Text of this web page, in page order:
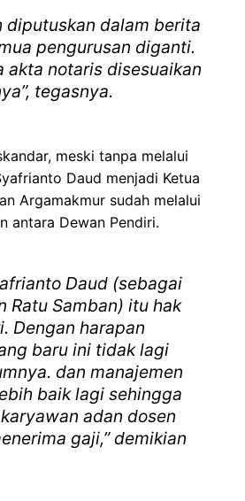
diputuskan dalam berita
pengurusan diganti.
akta notaris disesuaikan
tegasnya.
meski tanpa melalui
Daud menjadi Ketua
Argamakmur sudah melalui
antara Dewan Pendiri.
Daud (sebagai
Ratu Samban) itu hak
Dengan harapan
baru ini tidak lagi
dan manajemen
baik lagi sehingga
adan dosen
gaji,” demikian